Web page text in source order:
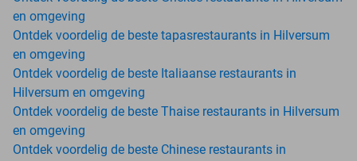
en omgeving
Ontdek voordelig de beste tapasrestaurants in Hilversum
en omgeving
Ontdek voordelig de beste Italiaanse restaurants in
Hilversum en omgeving
Ontdek voordelig de beste Thaise restaurants in Hilversum
en omgeving
Ontdek voordelig de beste Chinese restaurants in